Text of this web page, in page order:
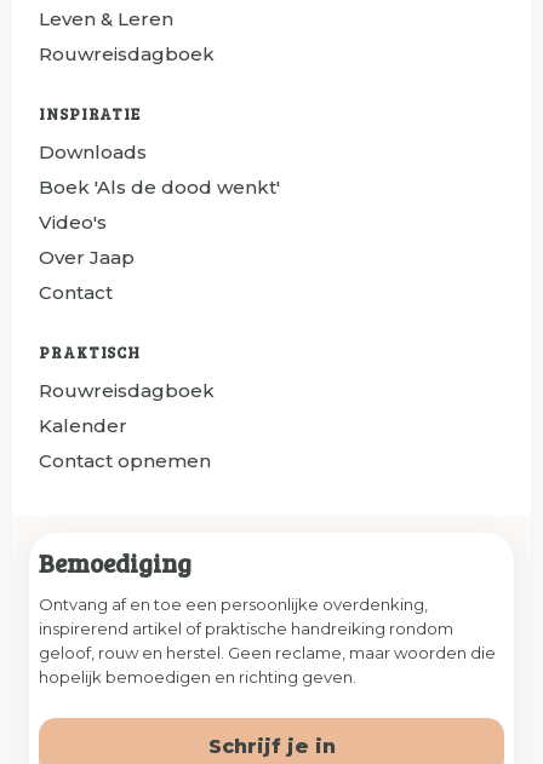
Leven & Leren
Rouwreisdagboek
INSPIRATIE
Downloads
Boek 'Als de dood wenkt'
Video's
Over Jaap
Contact
PRAKTISCH
Rouwreisdagboek
Kalender
Contact opnemen
Bemoediging
Ontvang af en toe een persoonlijke overdenking,
inspirerend artikel of praktische handreiking rondom
geloof, rouw en herstel. Geen reclame, maar woorden die
hopelijk bemoedigen en richting geven.
Schrijf je in